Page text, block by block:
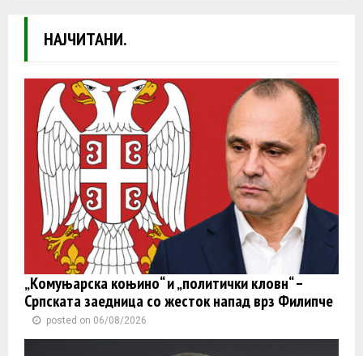
НАЈЧИТАНИ.
„Комуњарска коњино“ и „политички кловн“ –
Српската заедница со жесток напад врз Филипче
posted on 06/08/2026